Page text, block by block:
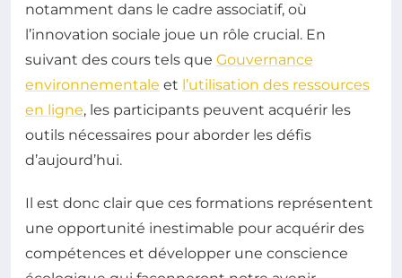
notamment dans le cadre associatif, où
l’innovation sociale joue un rôle crucial. En
suivant des cours tels que Gouvernance
environnementale et l’utilisation des ressources
en ligne, les participants peuvent acquérir les
outils nécessaires pour aborder les défis
d’aujourd’hui.
Il est donc clair que ces formations représentent
une opportunité inestimable pour acquérir des
compétences et développer une conscience